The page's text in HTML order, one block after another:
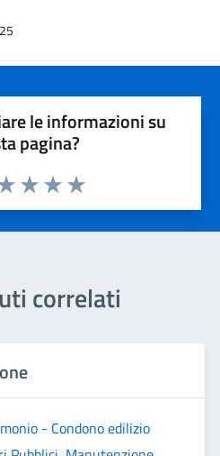
le informazioni su
pagina?
Valuta 5 stelle su 5
Valuta 4 stelle su 5
Valuta 3 stelle su 5
2 stelle su 5
1 stelle su 5
correlati
- Condono edilizio